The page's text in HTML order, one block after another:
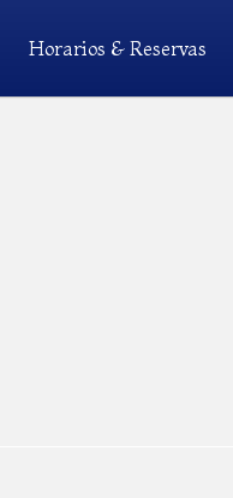
Horarios & Reservas